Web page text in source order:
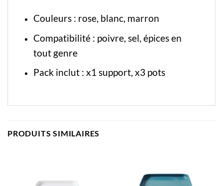
Couleurs : rose, blanc, marron
Compatibilité : poivre, sel, épices en
tout genre
Pack inclut : x1 support, x3 pots
PRODUITS SIMILAIRES